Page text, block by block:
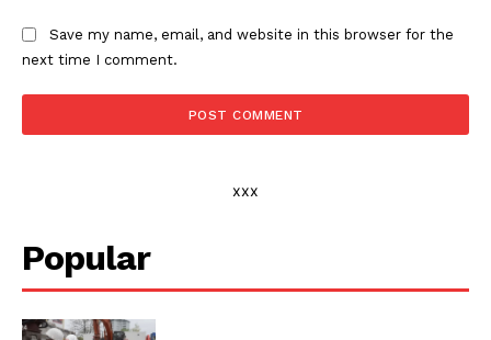
Save my name, email, and website in this browser for the
next time I comment.
xxx
Popular